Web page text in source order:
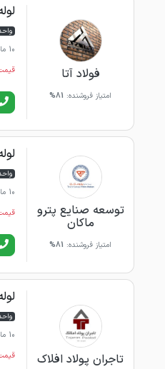
فولاد آتا
امتیاز فروشنده: 81%
10 ماه پیش
توسعه صنایع پترو
ماکان
امتیاز فروشنده: 81%
10 ماه پیش
تاجران پولاد افلاک
10 ماه پیش